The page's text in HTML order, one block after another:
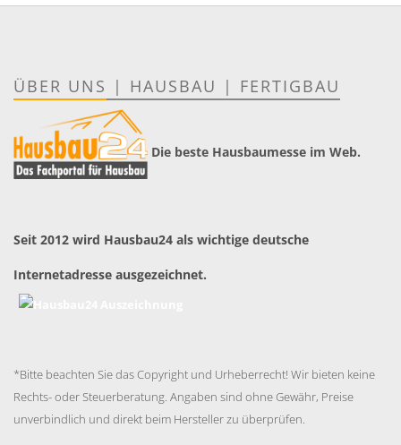
ÜBER UNS | HAUSBAU | FERTIGBAU
Die beste Hausbaumesse im Web.
Seit 2012 wird Hausbau24 als wichtige deutsche
Internetadresse ausgezeichnet.
*Bitte beachten Sie das Copyright und Urheberrecht! Wir bieten keine
Rechts- oder Steuerberatung. Angaben sind ohne Gewähr, Preise
unverbindlich und direkt beim Hersteller zu überprüfen.